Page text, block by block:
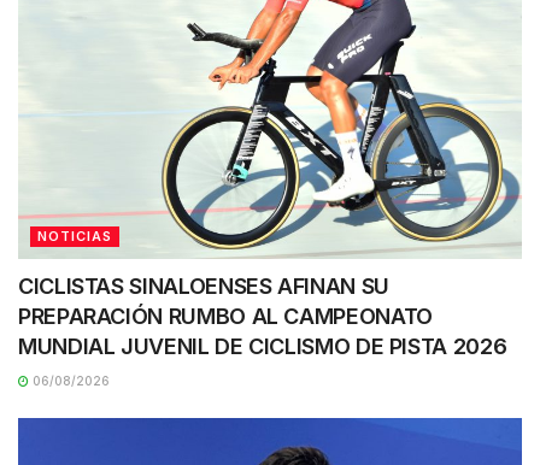
NOTICIAS
CICLISTAS SINALOENSES AFINAN SU
PREPARACIÓN RUMBO AL CAMPEONATO
MUNDIAL JUVENIL DE CICLISMO DE PISTA 2026
06/08/2026